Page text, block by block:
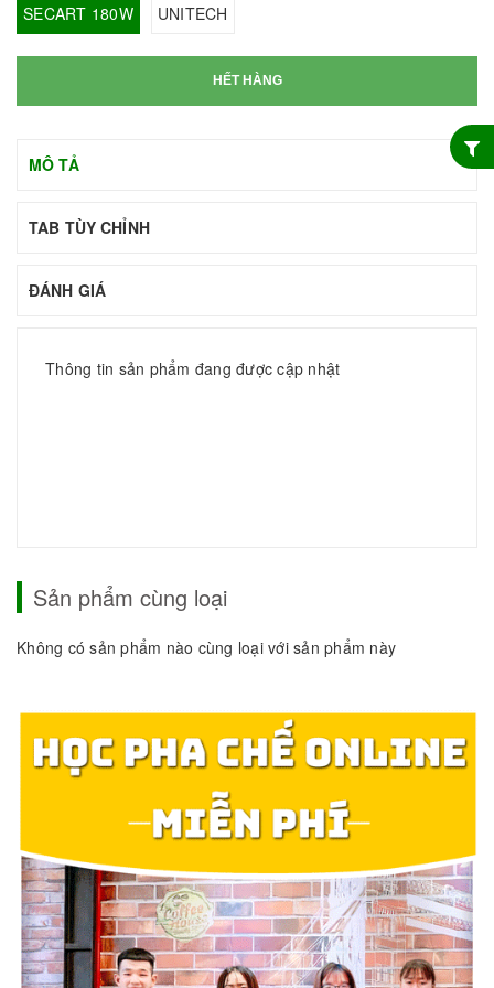
SECART 180W UNITECH
HẾT HÀNG
MÔ TẢ
TAB TÙY CHỈNH
ĐÁNH GIÁ
Thông tin sản phẩm đang được cập nhật
Sản phẩm cùng loại
Không có sản phẩm nào cùng loại với sản phẩm này